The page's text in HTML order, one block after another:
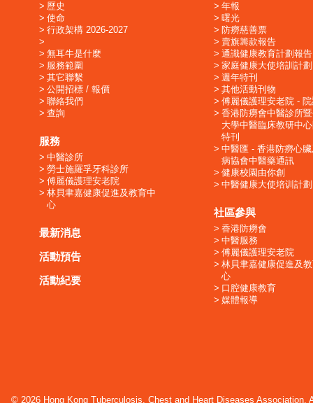
歷史
使命
行政架構 2026-2027
無耳牛是什麼
服務範圍
其它聯繫
公開招標 / 報價
聯絡我們
查詢
服務
中醫診所
勞士施羅孚牙科診所
傅麗儀護理安老院
林貝聿嘉健康促進及教育中
心
最新消息
活動預告
活動紀要
年報
曙光
防癆慈善票
賣旗籌款報告
通識健康教育計劃報告
家庭健康大使培訓計劃
週年特刊
其他活動刊物
傅麗儀護理安老院 -
香港防癆會中醫診所
大學中醫臨床教研中
特刊
中醫匯 - 香港防癆心
病協會中醫藥通訊
健康校園由你創
中醫健康大使培训計劃
社區參與
香港防癆會
中醫服務
傅麗儀護理安老院
林貝聿嘉健康促進及
心
口腔健康教育
媒體報導
© 2026 Hong Kong Tuberculosis, Chest and Heart Diseases Association.